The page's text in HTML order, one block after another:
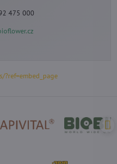
475 000
?ref=embed_page